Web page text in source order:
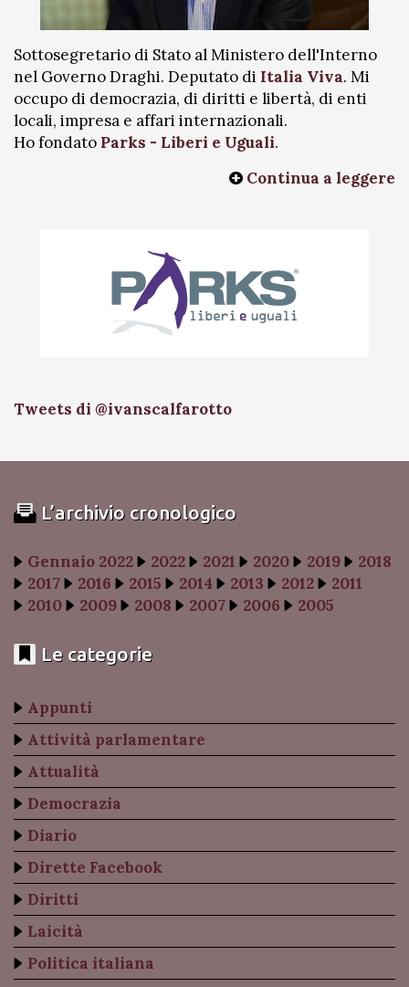
Sottosegretario di Stato al Ministero dell'Interno
nel Governo Draghi. Deputato di Italia Viva. Mi
occupo di democrazia, di diritti e libertà, di enti
locali, impresa e affari internazionali.
Ho fondato Parks - Liberi e Uguali.
Continua a leggere
Tweets di @ivanscalfarotto
L’archivio cronologico
Gennaio 2022 2022 2021 2020 2019
2018
2017
2016 2015 2014 2013 2012
2011
2010
2009 2008 2007 2006 2005
Le categorie
Appunti
Attività parlamentare
Attualità
Democrazia
Diario
Dirette Facebook
Diritti
Laicità
Politica italiana